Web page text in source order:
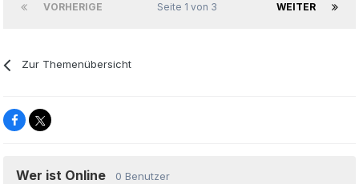
VORHERIGE WEITER
Seite 1 von 3
Zur Themenübersicht
Wer ist Online 0 Benutzer